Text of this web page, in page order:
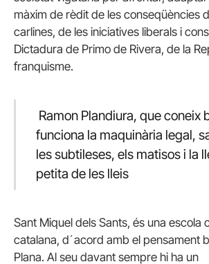
màxim de rèdit de les conseqüències
carlines, de les iniciatives liberals i
Dictadura de Primo de Rivera, de la
franquisme.
Ramon Plandiura, que coneix
funciona la maquinària legal,
les subtileses, els matisos i la
petita de les lleis
Sant Miquel dels Sants, és una escola
catalana, d´acord amb el pensament
Plana. Al seu davant sempre hi ha un